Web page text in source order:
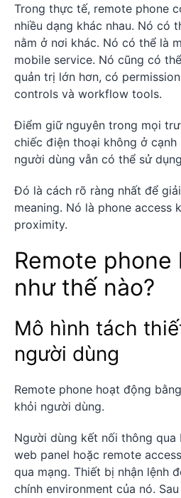
Trong thực tế, remote phone
nhiều dạng khác nhau. Nó có
nằm ở nơi khác. Nó có thể là
mobile service. Nó cũng có
quản trị lớn hơn, có
controls và workflow tools.
Điểm giữ nguyên trong mọi
chiếc điện thoại không ở cạnh
người dùng vẫn có thể sử
Đó là cách rõ ràng nhất để
meaning. Nó là phone access
proximity.
Remote phone
như thế nào?
Mô hình tách
người dùng
Remote phone hoạt động
khỏi người dùng.
Người dùng kết nối thông qua
web panel hoặc remote
qua mạng. Thiết bị nhận lệnh
chính environment của nó.